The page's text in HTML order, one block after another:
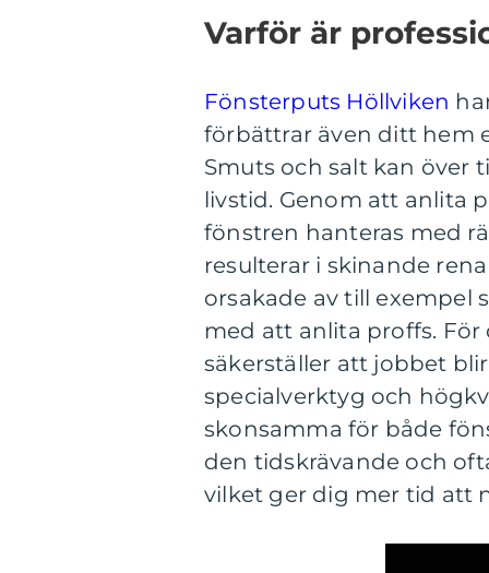
Varför är
Fönsterputs Höllviken
förbättrar även ditt hem
Smuts och salt kan över
livstid. Genom att anlita
fönstren hanteras med
resulterar i skinande
orsakade av till exempel
med att anlita proffs.
säkerställer att jobbet
specialverktyg och
skonsamma för både
den tidskrävande och
vilket ger dig mer tid att